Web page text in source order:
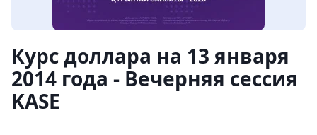
Курс доллара на 13 января
2014 года - Вечерняя сессия
KASE